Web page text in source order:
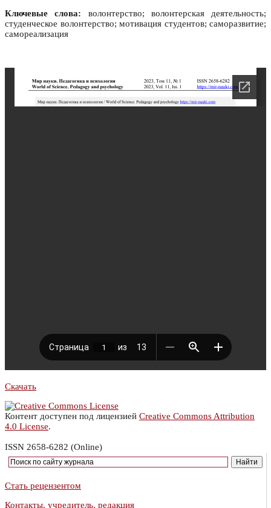
Ключевые слова: волонтерство; волонтерская деятельность;
студенческое волонтерство; мотивация студентов; саморазвитие;
самореализация
Скачать
Контент доступен под лицензией Creative Commons Attribution
4.0 License.
ISSN 2658-6282 (Online)
Стать рецензентом
Контакты, учредитель, редакция